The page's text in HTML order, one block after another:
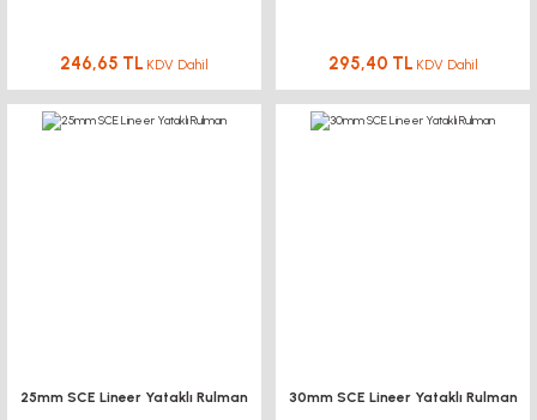
246,65 TL KDV Dahil 295,40 TL KDV Dahil
25mm SCE Lineer Yataklı Rulman 30mm SCE Lineer Yataklı Rulman